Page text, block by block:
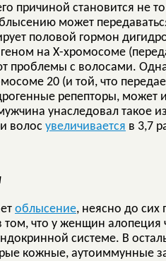
причиной становится не
может
половой гормон
геном на Х-хромосоме
проблемы с волосами.
20 (и той, что
репепторы, может
унаследовал такое
волос увеличивается в 3,7
облысение, неясно до
что у женщин алопеция
системе. В
кожные, аутоиммунные